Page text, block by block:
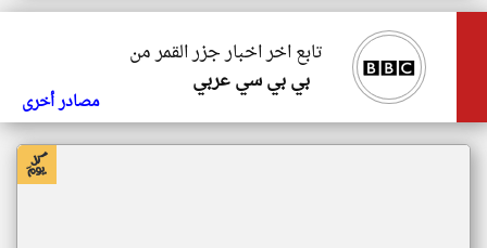
تابع اخر اخبار جزر القمر من
بي بي سي عربي
مصادر أخرى